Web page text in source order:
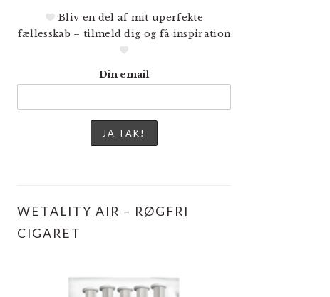
Bliv en del af mit uperfekte
fællesskab – tilmeld dig og få inspiration
Din email
WETALITY AIR – RØGFRI
CIGARET